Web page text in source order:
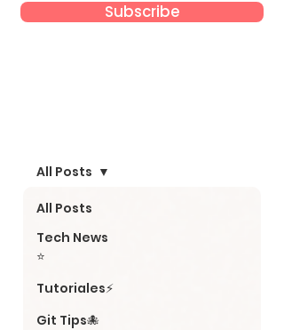
Subscribe
All Posts
Tech News
⭐
Tutoriales⚡
Git Tips🐙
All Posts